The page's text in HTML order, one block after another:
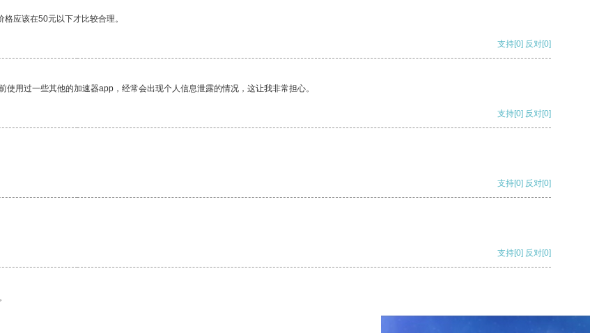
应该在50元以下才比较合理。
支持[0] 反对[0]
用过一些其他的加速器app，经常会出现个人信息泄露的情况，这让我非常担心。
支持[0] 反对[0]
支持[0] 反对[0]
支持[0] 反对[0]